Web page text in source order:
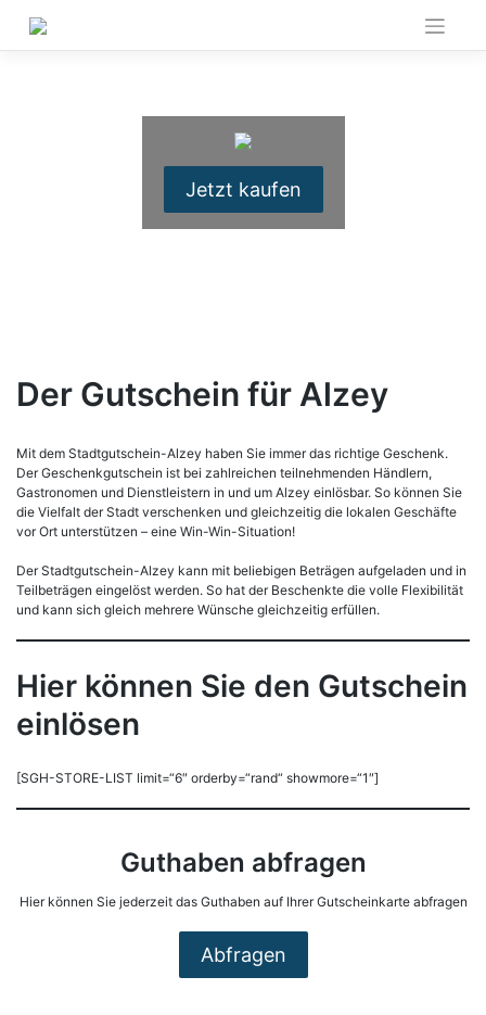
content
Jetzt kaufen
Der Gutschein für Alzey
Mit dem Stadtgutschein-Alzey haben Sie immer das richtige Geschenk.
Der Geschenkgutschein ist bei zahlreichen teilnehmenden Händlern,
Gastronomen und Dienstleistern in und um Alzey einlösbar. So können Sie
die Vielfalt der Stadt verschenken und gleichzeitig die lokalen Geschäfte
vor Ort unterstützen – eine Win-Win-Situation!
Der Stadtgutschein-Alzey kann mit beliebigen Beträgen aufgeladen und in
Teilbeträgen eingelöst werden. So hat der Beschenkte die volle Flexibilität
und kann sich gleich mehrere Wünsche gleichzeitig erfüllen.
Hier können Sie den Gutschein
einlösen
[SGH-STORE-LIST limit=“6″ orderby=“rand“ showmore=“1″]
Guthaben abfragen
Hier können Sie jederzeit das Guthaben auf Ihrer Gutscheinkarte abfragen
Abfragen